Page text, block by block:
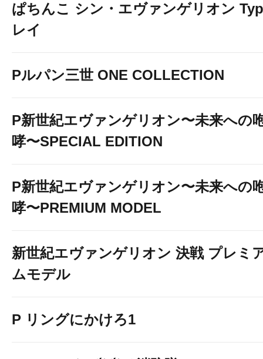
ぱちんこ シン・エヴァンゲリオン
レイ
Pルパン三世 ONE COLLECTION
P新世紀エヴァンゲリオン〜未来への
哮〜SPECIAL EDITION
P新世紀エヴァンゲリオン〜未来への
哮〜PREMIUM MODEL
新世紀エヴァンゲリオン 決戦 プレミ
ムモデル
P リングにかけろ1